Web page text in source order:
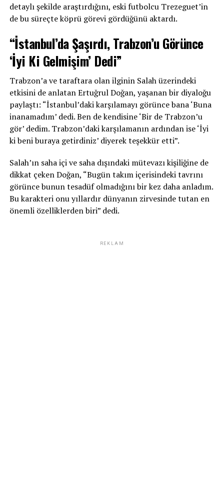
detaylı şekilde araştırdığını, eski futbolcu Trezeguet’in
de bu süreçte köprü görevi gördüğünü aktardı.
“İstanbul’da Şaşırdı, Trabzon’u Görünce
‘İyi Ki Gelmişim’ Dedi”
Trabzon’a ve taraftara olan ilginin Salah üzerindeki
etkisini de anlatan Ertuğrul Doğan, yaşanan bir diyaloğu
paylaştı: “İstanbul’daki karşılamayı görünce bana ‘Buna
inanamadım’ dedi. Ben de kendisine ‘Bir de Trabzon’u
gör’ dedim. Trabzon’daki karşılamanın ardından ise ‘İyi
ki beni buraya getirdiniz’ diyerek teşekkür etti”.
Salah’ın saha içi ve saha dışındaki mütevazı kişiliğine de
dikkat çeken Doğan, “Bugün takım içerisindeki tavrını
görünce bunun tesadüf olmadığını bir kez daha anladım.
Bu karakteri onu yıllardır dünyanın zirvesinde tutan en
önemli özelliklerden biri” dedi.
REKLAM